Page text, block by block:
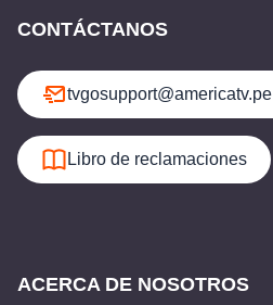
CONTÁCTANOS
tvgosupport@americatv.pe
Libro de reclamaciones
ACERCA DE NOSOTROS